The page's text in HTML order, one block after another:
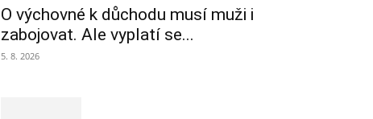
O výchovné k důchodu musí muži i
zabojovat. Ale vyplatí se...
5. 8. 2026